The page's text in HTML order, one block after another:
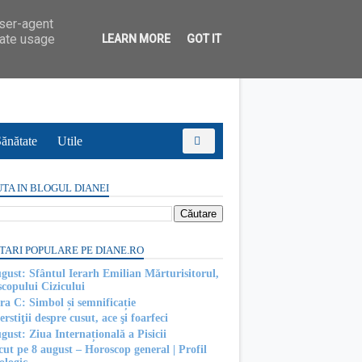
Utile
IN BLOGUL DIANEI
POPULARE PE DIANE.RO
Sfântul Ierarh Emilian Mărturisitorul,
Cizicului
C: Simbol și semnificație
despre cusut, ace şi foarfeci
Ziua Internațională a Pisicii
pe 8 august – Horoscop general | Profil
agent
usage
LEARN MORE GOT IT